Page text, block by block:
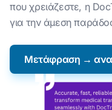
που χρειάζεστε, η
για την άμεση
Μετάφραση →